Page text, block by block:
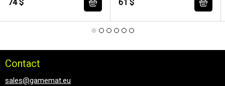
74 $ 61 $
Contact
sales@gamemat.eu